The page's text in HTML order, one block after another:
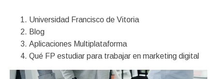
Universidad Francisco de Vitoria
Blog
Aplicaciones Multiplataforma
Qué FP estudiar para trabajar en marketing digital